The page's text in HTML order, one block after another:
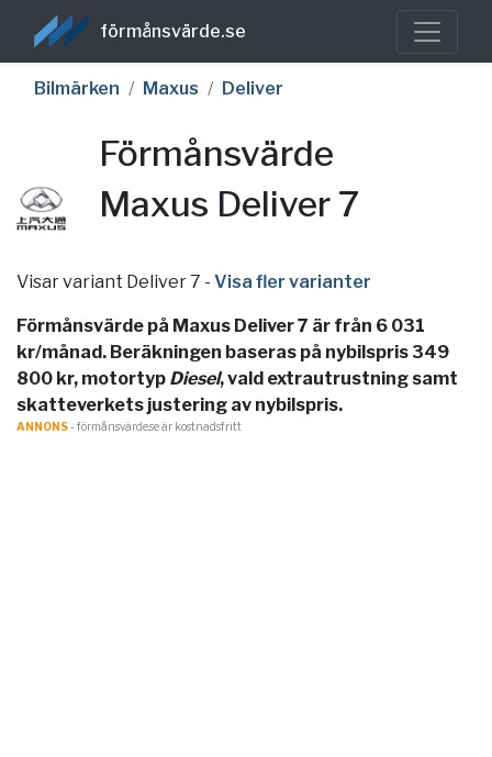
förmånsvärde.se
Bilmärken Maxus Deliver
Förmånsvärde
Maxus Deliver 7
Visar variant Deliver 7 - Visa fler varianter
Förmånsvärde på Maxus Deliver 7 är från 6 031
kr/månad. Beräkningen baseras på nybilspris 349
800 kr, motortyp Diesel, vald extrautrustning samt
skatteverkets justering av nybilspris.
ANNONS- förmånsvärde.se är kostnadsfritt